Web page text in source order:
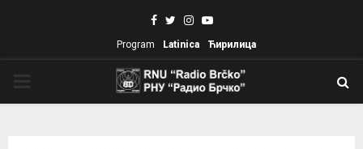
Facebook
TwitterInstagram
Youtube
Program Latinica Ћирилица